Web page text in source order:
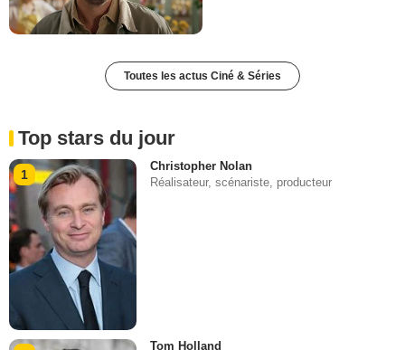
Toutes les actus Ciné & Séries
Top stars du jour
1
Christopher Nolan
Réalisateur, scénariste, producteur
Tom Holland